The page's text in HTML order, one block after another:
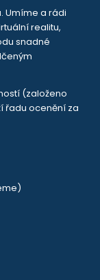
Umíme a rádi
realitu,
snadné
(založeno
řadu ocenění za